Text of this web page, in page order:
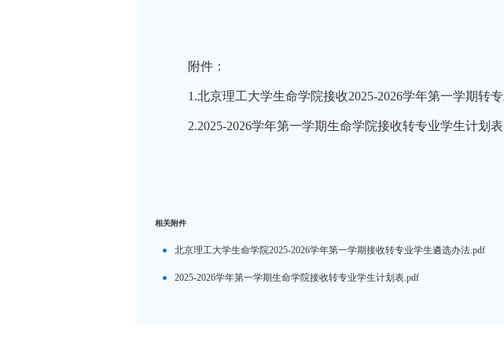
附件：
1.北京理工大学生命学院接收2025-2026学年第一学期转
2.2025-2026学年第一学期生命学院接收转专业学生计划表
相关附件
北京理工大学生命学院2025-2026学年第一学期接收转专业学生遴选办法.pdf
2025-2026学年第一学期生命学院接收转专业学生计划表.pdf